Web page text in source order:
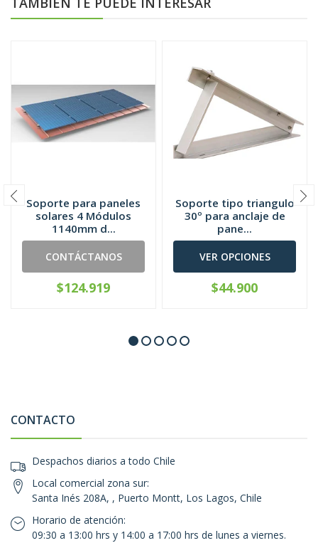
Soporte para paneles
solares 4 Módulos
1140mm d...
CONTÁCTANOS
$124.919
Soporte tipo triangulo
30º para anclaje de
pane...
VER OPCIONES
$44.900
CONTACTO
Despachos diarios a todo Chile
Local comercial zona sur:
Santa Inés 208A, , Puerto Montt, Los Lagos, Chile
Horario de atención:
09:30 a 13:00 hrs y 14:00 a 17:00 hrs de lunes a viernes.